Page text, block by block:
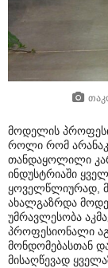
მოდელის
როლი რომ
თანდაყოლილი
ინდუსტრიაში
ყოველწლიურად,
ახალგაზრდა
უმრავლესობა
პროფესიონალი
მონდომებასთან
მისაღწევად